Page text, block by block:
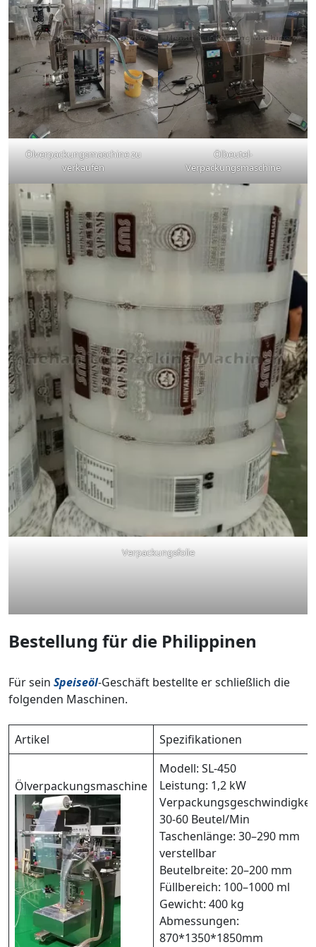
Ölverpackungsmaschine zu
verkaufen
Ölbeutel-
Verpackungsmaschine
Verpackungsfolie
Bestellung für die Philippinen
Für sein Speiseöl-Geschäft bestellte er schließlich die
folgenden Maschinen.
Artikel Spezifikationen
Ölverpackungsmaschine
Modell: SL-450
Leistung: 1,2 kW
30-60 Beutel/Min
Taschenlänge: 30–290 mm
verstellbar
Beutelbreite: 20–200 mm
Füllbereich: 100–1000 ml
Gewicht: 400 kg
Abmessungen:
870*1350*1850mm